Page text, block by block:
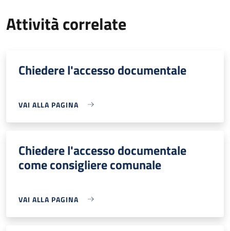
Attività correlate
Chiedere l'accesso documentale
VAI ALLA PAGINA
Chiedere l'accesso documentale
come consigliere comunale
VAI ALLA PAGINA